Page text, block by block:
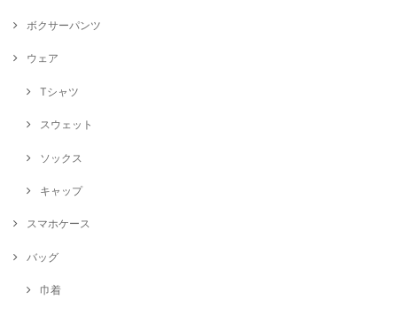
ボクサーパンツ
ウェア
Tシャツ
スウェット
ソックス
キャップ
スマホケース
バッグ
巾着